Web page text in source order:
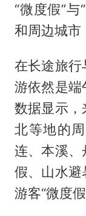
“微度假”
和周边城市
在长途旅行
游依然是
数据显示
北等地的
连、本溪、
假、山水避
游客“微度